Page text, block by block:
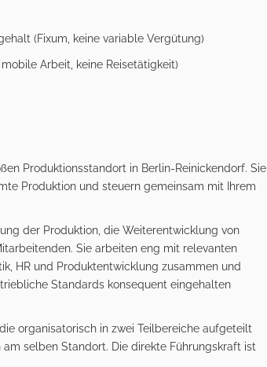
(Fixum, keine variable Vergütung)
Arbeit, keine Reisetätigkeit)
Produktionsstandort in Berlin-Reinickendorf. Sie
Produktion und steuern gemeinsam mit Ihrem
der Produktion, die Weiterentwicklung von
Sie arbeiten eng mit relevanten
HR und Produktentwicklung zusammen und
Standards konsequent eingehalten
organisatorisch in zwei Teilbereiche aufgeteilt
selben Standort. Die direkte Führungskraft ist